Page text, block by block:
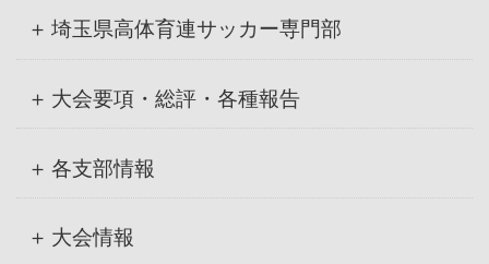
埼玉県高体育連サッカー専門部
大会要項・総評・各種報告
各支部情報
大会情報